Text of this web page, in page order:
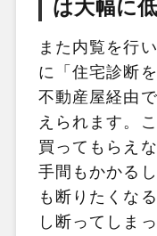
は大幅に
また内覧を行
に「住宅診断
不動産屋経由
えられます。
買ってもらえ
手間もかかる
も断りたくな
し断ってしま